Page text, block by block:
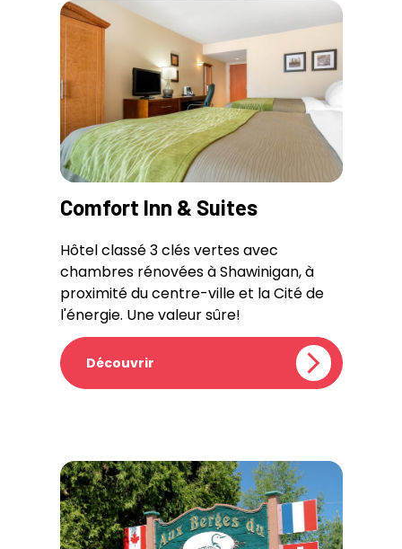
Comfort Inn & Suites
Hôtel classé 3 clés vertes avec
chambres rénovées à Shawinigan, à
proximité du centre-ville et la Cité de
l'énergie. Une valeur sûre!
Découvrir